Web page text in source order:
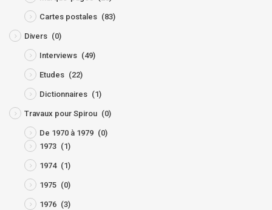
Cartes postales (83)
Divers (0)
Interviews (49)
Etudes (22)
Dictionnaires (1)
Travaux pour Spirou (0)
De 1970 à 1979 (0)
1973 (1)
1974 (1)
1975 (0)
1976 (3)